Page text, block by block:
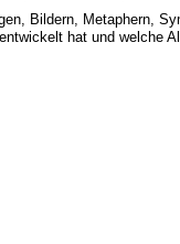
Bildern, Metaphern,
hat und welche